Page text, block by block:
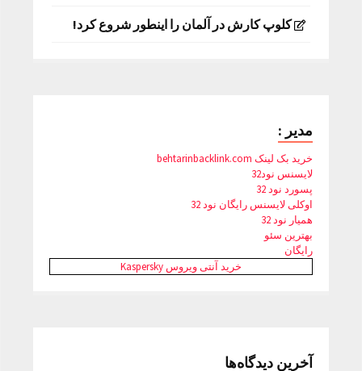
کلوپ کارش در آلمان را اینطور شروع کرد!
مدیر :
خرید بک لینک behtarinbacklink.com
لایسنس نود32
پسورد نود 32
اوکلی لایسنس رایگان نود 32
همیار نود 32
بهترین سئو
رایگان
خرید آنتی ویروس Kaspersky
آخرین دیدگاه‌ها